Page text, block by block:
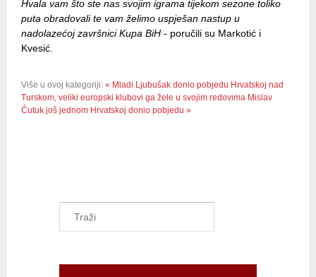
Hvala vam što ste nas svojim igrama tijekom sezone toliko
puta obradovali te vam želimo uspješan nastup u
nadolazećoj završnici Kupa BiH - poručili su Markotić i
Kvesić.
Više u ovoj kategoriji: « Mladi Ljubušak donio pobjedu Hrvatskoj nad
Turskom, veliki europski klubovi ga žele u svojim redovima Mislav
Ćutuk još jednom Hrvatskoj donio pobjedu »